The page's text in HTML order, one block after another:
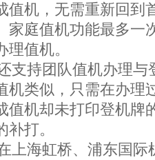
值机，无需重新回到
家庭值机功能最多一
值机。
支持团队值机办理
机类似，只需在办理
值机却未打印登机牌
打。
上海虹桥、浦东国